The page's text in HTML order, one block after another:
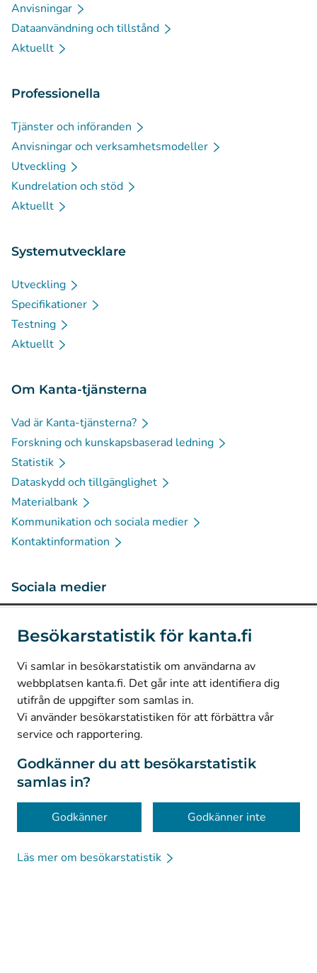
Besökarstatistik för kanta.fi
Vi samlar in besökarstatistik om användarna av
webbplatsen kanta.fi. Det går inte att identifiera dig
utifrån de uppgifter som samlas in.
Vi använder besökarstatistiken för att förbättra vår
service och rapportering.
Godkänner du att besökarstatistik
samlas in?
Godkänner Godkänner inte
Läs mer om besökarstatistik
Anvisningar
Dataanvändning och tillstånd
Aktuellt
Professionella
Tjänster och införanden
Anvisningar och verksamhetsmodeller
Utveckling
Kundrelation och stöd
Aktuellt
Systemutvecklare
Utveckling
Specifikationer
Testning
Aktuellt
Om Kanta-tjänsterna
Vad är Kanta-tjänsterna?
Forskning och kunskapsbaserad ledning
Statistik
Dataskydd och tillgänglighet
Materialbank
Kommunikation och sociala medier
Kontaktinformation
Sociala medier
LinkedIn(Avautuu uuteen välilehteen)
Facebook
Avautuu uuteen välilehteen)
© Kanta-Palvelut, Kansaneläkelaitos
Dataskydd
Om webbplatsen
Tillgänglighet
Kakor